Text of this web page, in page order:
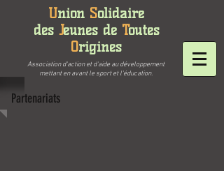
Union Solidaire
des Jeunes de Toutes
Origines
Association d'action et d'aide au développement
mettant en avant le sport et l'éducation.
Partenariats